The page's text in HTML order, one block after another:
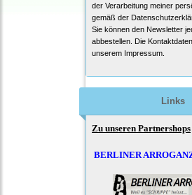
der Verarbeitung meiner
gemäß der
Sie können den Newsletter
abbestellen. Die
unserem Impressum.
Links
Zu unseren Partnershops
BERLINER